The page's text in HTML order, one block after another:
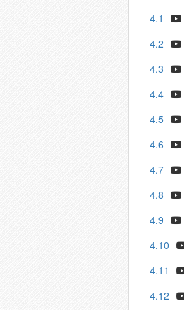
4.1
4.2
4.3
4.4
4.5
4.6
4.7
4.8
4.9
4.10
4.11
4.12